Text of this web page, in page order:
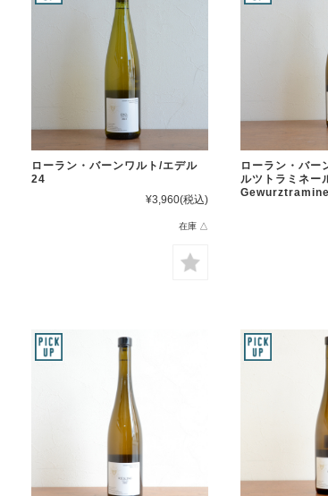
ローラン・バーンワルト/エデル
24
¥3,960(税込)
在庫 △
ローラン・バー
ルツトラミネ